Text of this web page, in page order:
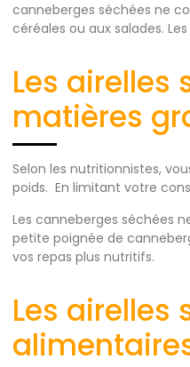
canneberges séchées ne
céréales ou aux salades.
Les airelles
matières
Selon les nutritionnistes,
poids. En limitant votre
Les canneberges séchées
petite poignée de
vos repas plus nutritifs.
Les airelles